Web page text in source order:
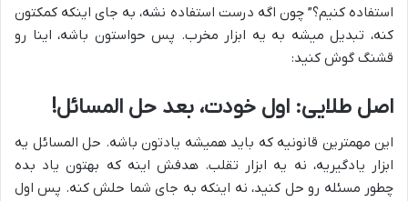
استفاده کنیم؟” چون اگه درست استفاده نشه، به جای اینکه کمکتون
کنه، تبدیل میشه به یه ابزار مخرب. پس حواستون باشه، اینا رو
قشنگ گوش کنید:
اصل طلایی: اول خودت، بعد حل المسائل!
این مهمترین قانونیه که باید همیشه یادتون باشه. حل المسائل یه
ابزار یادگیریه، نه یه ابزار تقلب. هدفش اینه که بهتون یاد بده
چطور مسئله رو حل کنید، نه اینکه به جای شما حلش کنه. پس اول